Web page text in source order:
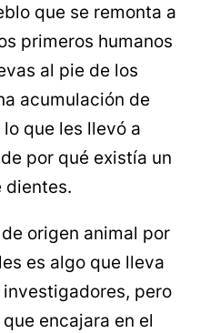
que se remonta a
primeros humanos
al pie de los
acumulación de
que les llevó a
por qué existía un
dientes.
origen animal por
es algo que lleva
pero
encajara en el